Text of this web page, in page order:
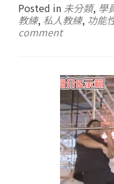
Posted in 未分類, 學
教練, 私人教練, 功能
comment